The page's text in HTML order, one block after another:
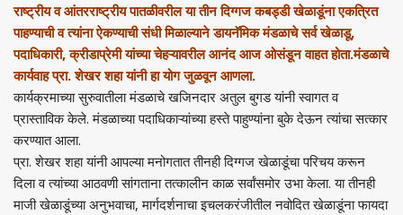
राष्ट्रीय व आंतरराष्ट्रीय पातळीवरील या तीन दिग्गज कबड्डी खेळाडूंना एकत्रित
पाहण्याची व त्यांना ऐकण्याची संधी मिळाल्याने डायनॅमिक मंडळाचे सर्व खेळाडू,
पदाधिकारी, क्रीडाप्रेमी यांच्या चेहऱ्यावरील आनंद आज ओसंडून वाहत होता.मंडळाचे
कार्यवाह प्रा. शेखर शहा यांनी हा योग जुळवून आणला.
कार्यक्रमाच्या सुरुवातीला मंडळाचे खजिनदार अतुल बुगड यांनी स्वागत व
प्रास्ताविक केले. मंडळाच्या पदाधिकाऱ्यांच्या हस्ते पाहुण्यांना बुके देऊन त्यांचा सत्कार
करण्यात आला.
प्रा. शेखर शहा यांनी आपल्या मनोगतात तीनही दिग्गज खेळाडूंचा परिचय करून
दिला व त्यांच्या आठवणी सांगताना तत्कालीन काळ सर्वांसमोर उभा केला. या तीनही
माजी खेळाडूंच्या अनुभवाचा, मार्गदर्शनाचा इचलकरंजीतील नवोदित खेळाडूंना फायदा